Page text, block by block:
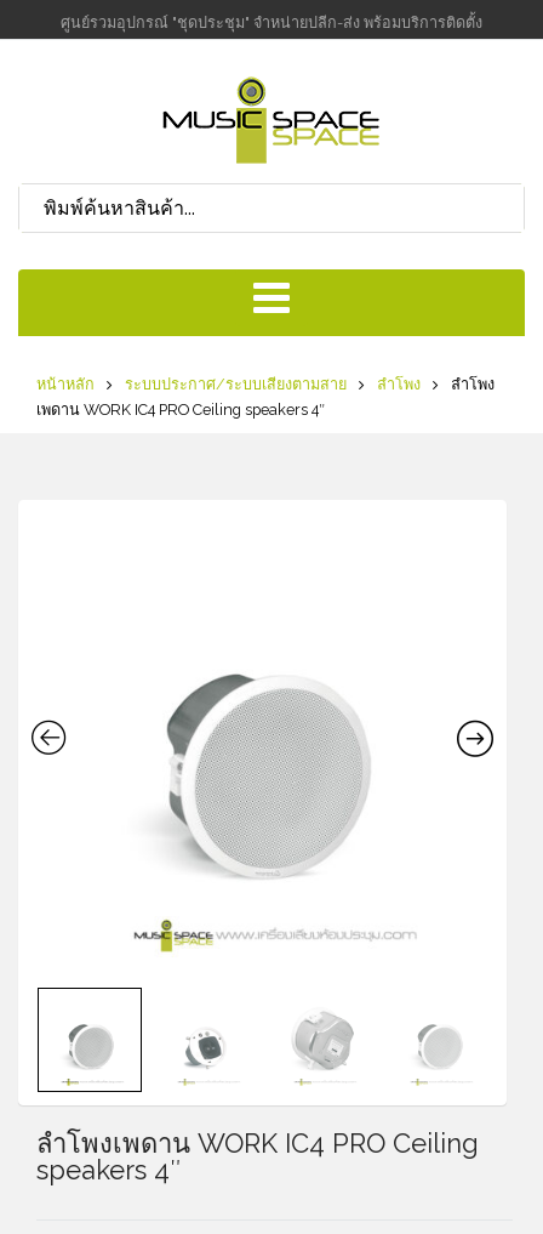
ศูนย์รวมอุปกรณ์ "ชุดประชุม" จำหน่ายปลีก-ส่ง พร้อมบริการติดตั้ง
หน้าหลัก ระบบประกาศ/ระบบเสียงตามสาย ลำโพง
ลำโพง
เพดาน WORK IC4 PRO Ceiling speakers 4″
ลำโพงเพดาน WORK IC4 PRO Ceiling
speakers 4″